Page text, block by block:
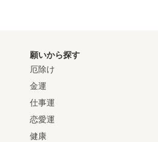
願いから探す
厄除け
金運
仕事運
恋愛運
健康